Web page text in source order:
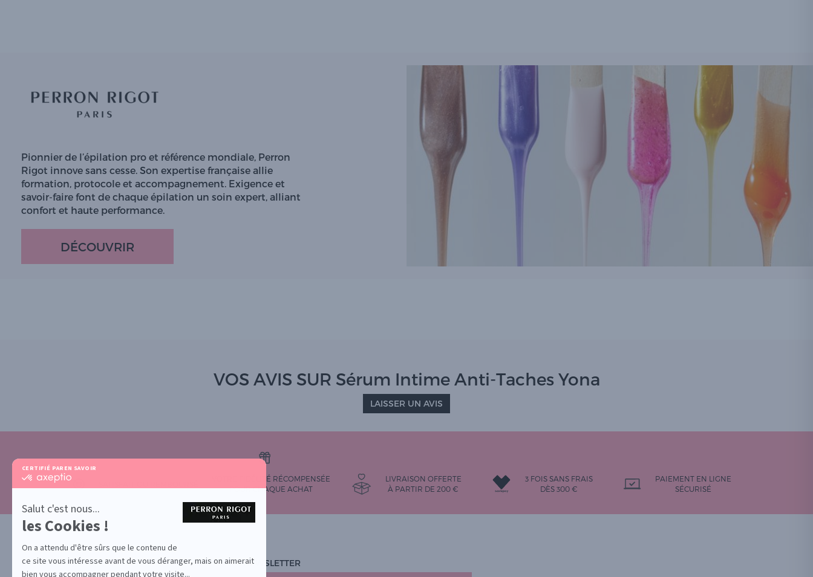
CERTIFIÉ PAR EN SAVOIR PLUS SUR
certifié
-
En
savoir
plus
sur
Axeptio
Salut c'est nous...
les Cookies !
On a attendu d'être sûrs que le contenu de
ce site vous intéresse avant de vous déranger, mais on aimerait
bien vous accompagner pendant votre visite...
Pionnier de l’épilation pro et référence mondiale, Perron
Rigot innove sans cesse. Son expertise française allie
formation, protocole et accompagnement. Exigence et
savoir-faire font de chaque épilation un soin expert, alliant
confort et haute performance.
DÉCOUVRIR
VOS AVIS SUR Sérum Intime Anti-Taches Yona
LAISSER UN AVIS
VOTRE FIDÉLITÉ RÉCOMPENSÉE
POUR CHAQUE ACHAT
LIVRAISON OFFERTE
À PARTIR DE 200 €
3 FOIS SANS FRAIS
DÈS 300 €
PAIEMENT EN LIGNE
SÉCURISÉ
NEWSLETTER